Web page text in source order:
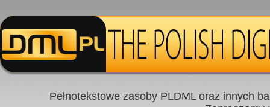
Pełnotekstowe zasoby PLDML oraz innych